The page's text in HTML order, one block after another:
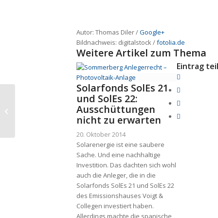
Autor: Thomas Diler /Google+
Bildnachweis: digitalstock/fotolia.de
Weitere Artikel zum Thema
Solarfonds SolEs 21
und SolEs 22:
Ausschüttungen
nicht zu erwarten
20. Oktober 2014
Solarenergie ist eine saubere
Sache. Und eine nachhaltige
Investition. Das dachten sich wohl
auch die Anleger, die in die
Solarfonds SolEs 21 und SolEs 22
des Emissionshauses Voigt &
Collegen investiert haben.
Allerdings machte die spanische
Eintrag
Sommerberg-Mandant
erhält 11.000 Euro als